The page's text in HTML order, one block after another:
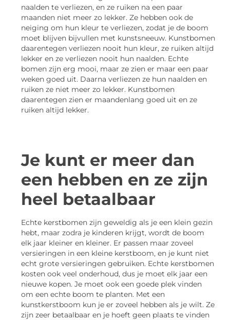
naalden te verliezen, en ze ruiken na een paar
maanden niet meer zo lekker. Ze hebben ook de
neiging om hun kleur te verliezen, zodat je de boom
moet blijven bijvullen met kunstsneeuw. Kunstbomen
daarentegen verliezen nooit hun kleur, ze ruiken altijd
lekker en ze verliezen nooit hun naalden. Echte
bomen zijn erg mooi, maar ze zien er maar een paar
weken goed uit. Daarna verliezen ze hun naalden en
ruiken ze niet meer zo lekker. Kunstbomen
daarentegen zien er maandenlang goed uit en ze
ruiken altijd lekker.
Je kunt er meer dan
een hebben en ze zijn
heel betaalbaar
Echte kerstbomen zijn geweldig als je een klein gezin
hebt, maar zodra je kinderen krijgt, wordt de boom
elk jaar kleiner en kleiner. Er passen maar zoveel
versieringen in een kleine kerstboom, en je kunt niet
echt grote versieringen gebruiken. Echte kerstbomen
kosten ook veel onderhoud, dus je moet elk jaar een
nieuwe kopen. Je moet ook een goede plek vinden
om een echte boom te planten. Met een
kunstkerstboom kun je er zoveel hebben als je wilt. Ze
zijn zeer betaalbaar en je hoeft geen plaats te vinden